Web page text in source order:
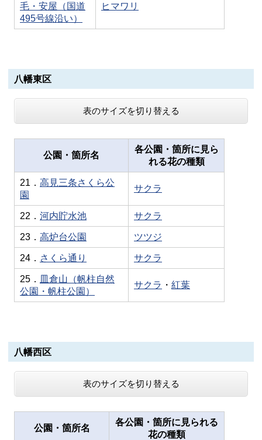
毛・安屋（国道
495号線沿い）
ヒマワリ
八幡東区
表のサイズを切り替える
公園・箇所名
各公園・箇所に見ら
れる花の種類
21． 高見三条さくら公
園
サクラ
22． 河内貯水池 サクラ
23． 高炉台公園 ツツジ
24． さくら通り サクラ
25． 皿倉山（帆柱自然
公園・帆柱公園）
サクラ ・ 紅葉
八幡西区
表のサイズを切り替える
公園・箇所名
各公園・箇所に見られる
花の種類